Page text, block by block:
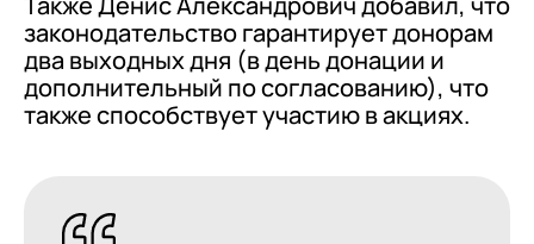
законодательство гарантирует донорам
два выходных дня (в день донации и
дополнительный по согласованию), что
также способствует участию в акциях.